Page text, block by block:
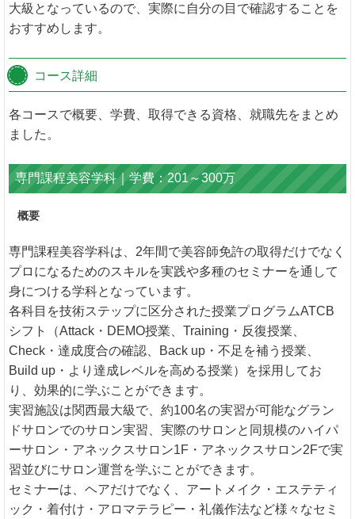
大級となっているので、実際に自分の目で確認することを
おすすめします。
コース詳細
各コースで概要、学費、取得できる資格、就職先をまとめ
ました。
専門課程美容学科｜学費：201～300万
概要
専門課程美容学科は、2年間で美容師免許の取得だけでなく
プロになるためのスキルを実践や多種のセミナーを通して
身につける学科となっています。
各科目を技術ステップに区分された授業プログラムATCB
シフト（Attack・DEMO授業、Training・反復授業、
Check・達成度合の確認、Back up・不足を補う授業、
Build up・より達成レベルを高める授業）を採用してお
り、効果的に学ぶことができます。
実習施設は関西最大級で、約100名の実習が可能なグラン
ドサロンでのサロン実習、実際のサロンと同規模のハイパ
ーサロン・アネックスサロン1F・アネックスサロン2Fで実
習並びにサロン運営を学ぶことができます。
セミナーは、ヘアだけでなく、アートメイク・エステティ
ック・着付け・アロマテラピー・礼儀作法など様々なセミ